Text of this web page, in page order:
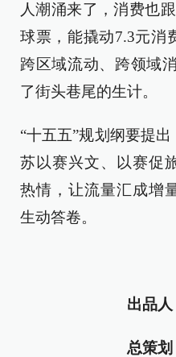
人潮涌来了，消费也
球票，能撬动7.3元消
跨区域流动、跨领域
了街头巷尾的生计。
“十五五”规划纲要提
苏以赛兴文、以赛促
热情，让流量汇成增
生动答卷。
出品人
总策划